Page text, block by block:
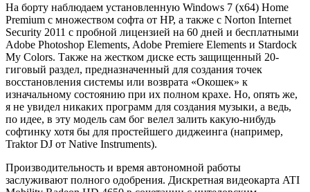
На борту наблюдаем установленную Windows 7 (х64) Home
Premium с множеством софта от HP, а также с Norton Internet
Security 2011 с пробной лицензией на 60 дней и бесплатными
Adobe Photoshop Elements, Adobe Premiere Elements и Stardock
My Colors. Также на жестком диске есть защищенный 20-
гиговый раздел, предназначенный для создания точек
восстановления системы или возврата «Окошек» к
изначальному состоянию при их полном крахе. Но, опять же,
я не увидел никаких программ для создания музыки, а ведь,
по идее, в эту модель сам бог велел залить какую-нибудь
софтинку хотя бы для простейшего диджеинга (например,
Traktor DJ от Native Instruments).
Производительность и время автономной работы
заслуживают полного одобрения. Дискретная видеокарта ATI